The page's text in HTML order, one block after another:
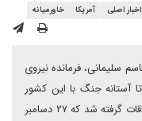
اخبار اصلی آمریکا خاورمیانه
سلیمانی، فرمانده نیروی
آستانه جنگ با این کشور
پیش برد. این تصمیم در پی زنجیره ای از اتفاقات گرفته شد که ۲۷ دسامبر